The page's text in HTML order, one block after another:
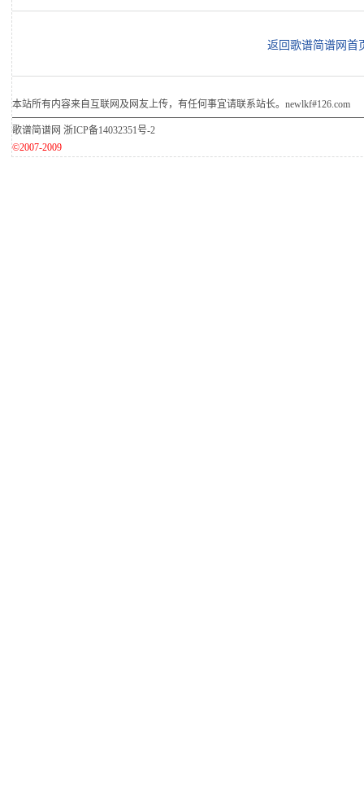
返回歌谱简谱网首
本站所有内容来自互联网及网友上传，有任何事宜请联系站长。newlkf#126.com
歌谱简谱网 浙ICP备14032351号-2
©2007-2009